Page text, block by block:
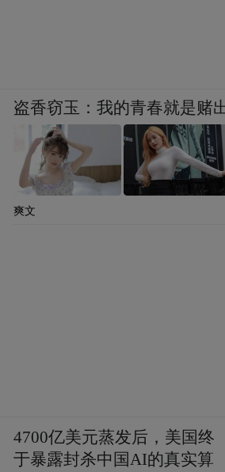
盗香窃玉：我的青春就是赌
爽文
4700亿美元蒸发后，美国终
于暴露封杀中国AI的真实算